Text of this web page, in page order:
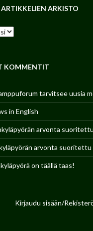
ARKISTO
KOMMENTIT
tarvitsee uusia
in English
arvonta suoritettu
arvonta suoritettu
on täällä taas!
Kirjaudu sisään/